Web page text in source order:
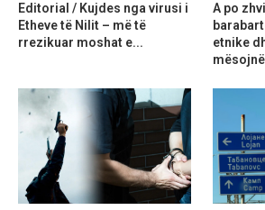
Editorial / Kujdes nga virusi i
Etheve të Nilit – më të
rrezikuar moshat e...
A po
etnike